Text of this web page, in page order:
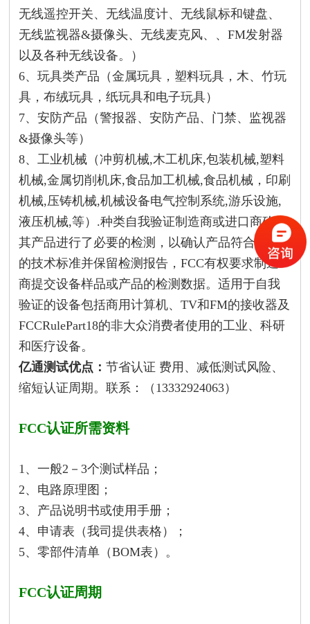
无线遥控开关、无线温度计、无线鼠标和键盘、
无线监视器&摄像头、无线麦克风、、FM发射器
以及各种无线设备。）
6、玩具类产品（金属玩具，塑料玩具，木、竹玩
具，布绒玩具，纸玩具和电子玩具）
7、安防产品（警报器、安防产品、门禁、监视器
&摄像头等）
8、工业机械（冲剪机械,木工机床,包装机械,塑料
机械,金属切削机床,食品加工机械,食品机械，印刷
机械,压铸机械,机械设备电气控制系统,游乐设施,
液压机械,等）.种类自我验证制造商或进口商确保
其产品进行了必要的检测，以确认产品符合相关
的技术标准并保留检测报告，FCC有权要求制造
商提交设备样品或产品的检测数据。适用于自我
验证的设备包括商用计算机、TV和FM的接收器及
FCCRulePart18的非大众消费者使用的工业、科研
和医疗设备。
亿通测试优点：节省认证 费用、减低测试风险、
缩短认证周期。联系：（13332924063）
FCC认证所需资料
1、一般2－3个测试样品；
2、电路原理图；
3、产品说明书或使用手册；
4、申请表（我司提供表格）；
5、零部件清单（BOM表）。
FCC认证周期